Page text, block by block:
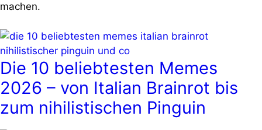
machen.
Die 10 beliebtesten Memes
2026 – von Italian Brainrot bis
zum nihilistischen Pinguin